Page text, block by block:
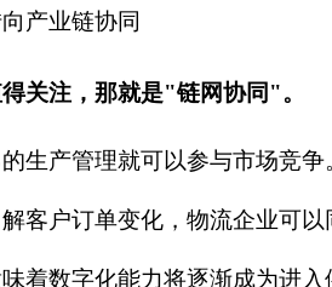
产业链协同
关注，那就是"链网协同"。
生产管理就可以参与市场竞
客户订单变化，物流企业可
着数字化能力将逐渐成为进入